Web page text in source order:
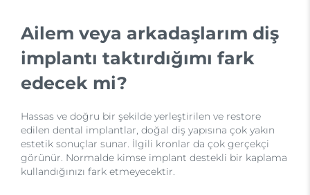
Ailem veya arkadaşlarım diş
implantı taktırdığımı fark
edecek mi?
Hassas ve doğru bir şekilde yerleştirilen ve restore
edilen dental implantlar, doğal diş yapısına çok yakın
estetik sonuçlar sunar. İlgili kronlar da çok gerçekçi
görünür. Normalde kimse implant destekli bir kaplama
kullandığınızı fark etmeyecektir.